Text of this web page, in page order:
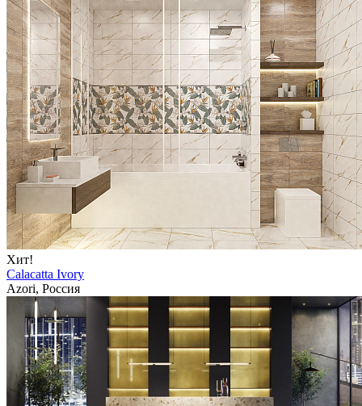
Хит!
Calacatta Ivory
Azori, Россия